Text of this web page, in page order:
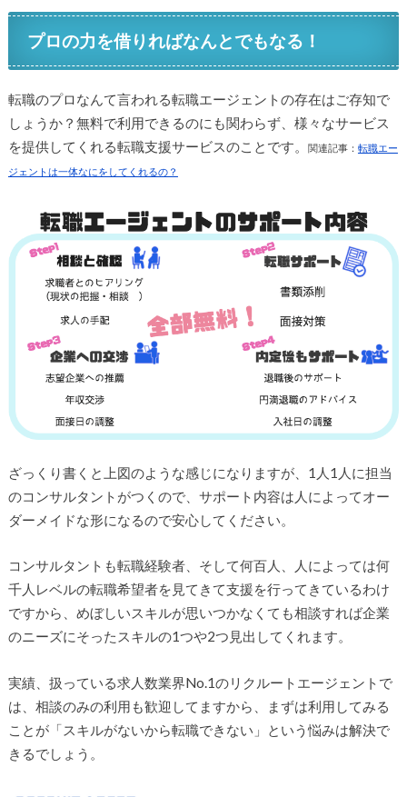
プロの力を借りればなんとでもなる！
転職のプロなんて言われる転職エージェントの存在はご存知で
しょうか？無料で利用できるのにも関わらず、様々なサービス
を提供してくれる転職支援サービスのことです。
関連記事： 転職エー
ジェントは一体なにをしてくれるの？
ざっくり書くと上図のような感じになりますが、1人1人に担当
のコンサルタントがつくので、サポート内容は人によってオー
ダーメイドな形になるので安心してください。
コンサルタントも転職経験者、そして何百人、人によっては何
千人レベルの転職希望者を見てきて支援を行ってきているわけ
ですから、めぼしいスキルが思いつかなくても相談すれば企業
のニーズにそったスキルの1つや2つ見出してくれます。
実績、扱っている求人数業界No.1のリクルートエージェントで
は、相談のみの利用も歓迎してますから、まずは利用してみる
ことが「スキルがないから転職できない」という悩みは解決で
きるでしょう。